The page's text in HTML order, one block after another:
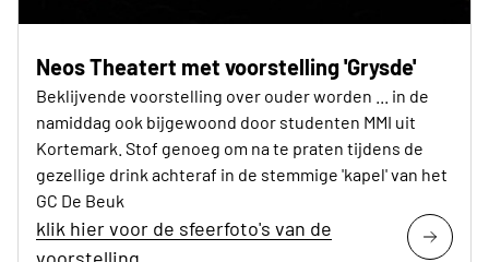
Neos Theatert met voorstelling 'Grysde'
Beklijvende voorstelling over ouder worden ... in de
namiddag ook bijgewoond door studenten MMI uit
Kortemark. Stof genoeg om na te praten tijdens de
gezellige drink achteraf in de stemmige 'kapel' van het
GC De Beuk
klik hier voor de sfeerfoto's van de